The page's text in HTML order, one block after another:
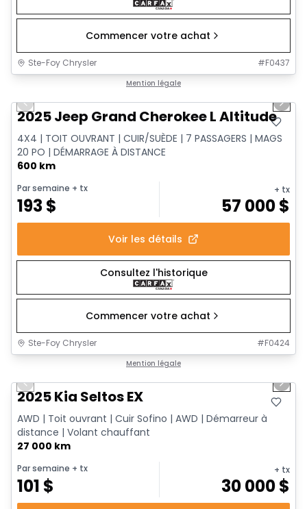
Commencer votre achat
Ste-Foy Chrysler #F0437
Mention légale
Previous slide Next
2025 Jeep Grand Cherokee L Altitude
4X4 | TOIT OUVRANT | CUIR/SUÈDE | 7 PASSAGERS | MAGS
20 PO | DÉMARRAGE À DISTANCE
600 km
Par semaine + tx
193$
+ tx
57 000$
Voir les détails
Consultez l'historique
Commencer votre achat
Ste-Foy Chrysler #F0424
Mention légale
Previous slide Next
2025 Kia Seltos EX
AWD | Toit ouvrant | Cuir Sofino | AWD | Démarreur à
distance | Volant chauffant
27 000 km
Par semaine + tx
101 $
+ tx
30 000$